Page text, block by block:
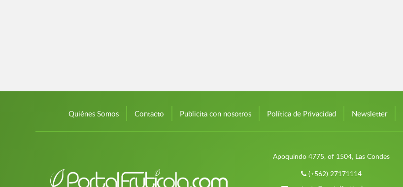
Quiénes Somos Contacto Publicita con nosotros Política de Privacidad Newsletter
Apoquindo 4775, of 1504, Las Condes
(+562) 27171114